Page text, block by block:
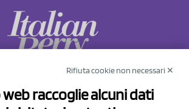
Prov.le Sassuolo Vignola 315/1
Rifiuta cookie non necessari ✕
raccoglie alcuni dati